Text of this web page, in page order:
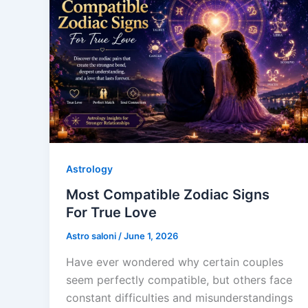
Astrology
Most Compatible Zodiac Signs
For True Love
Astro saloni/June 1, 2026
Have ever wondered why certain couples
seem perfectly compatible, but others face
constant difficulties and misunderstandings